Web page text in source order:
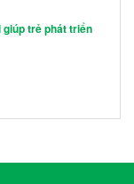
trẻ phát triển